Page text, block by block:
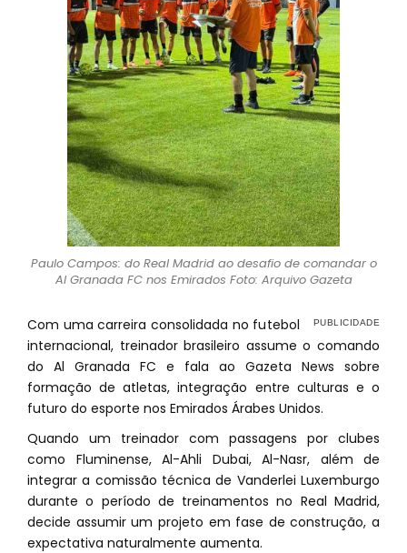
Paulo Campos: do Real Madrid ao desafio de comandar o
Al Granada FC nos Emirados Foto: Arquivo Gazeta
Com uma carreira consolidada no futebol
internacional, treinador brasileiro assume o comando
do Al Granada FC e fala ao Gazeta News sobre
formação de atletas, integração entre culturas e o
futuro do esporte nos Emirados Árabes Unidos.
Quando um treinador com passagens por clubes
como Fluminense, Al-Ahli Dubai, Al-Nasr, além de
integrar a comissão técnica de Vanderlei Luxemburgo
durante o período de treinamentos no Real Madrid,
decide assumir um projeto em fase de construção, a
expectativa naturalmente aumenta.